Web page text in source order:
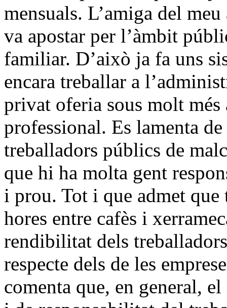
mensuals. L’amiga del
va apostar per l’àmbit
familiar. D’això ja fa uns
encara treballar a
privat oferia sous molt
professional. Es lamenta
treballadors públics de
que hi ha molta gent
i prou. Tot i que admet que
hores entre cafès i
rendibilitat dels
respecte dels de les
comenta que, en general,